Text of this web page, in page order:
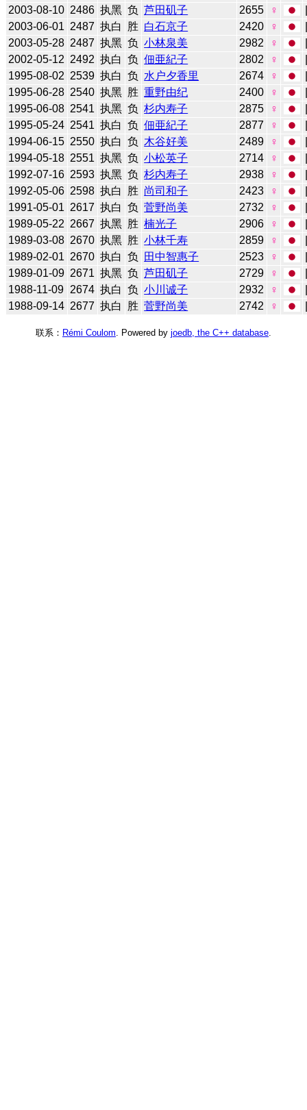
2003-08-10 2486 执黑 负 芦田矶子 2655 ♀
2003-06-01 2487 执白 胜 白石京子 2420 ♀
2003-05-28 2487 执黑 负 小林泉美 2982 ♀
2002-05-12 2492 执白 负 佃亜紀子 2802 ♀
1995-08-02 2539 执白 负 水户夕香里 2674 ♀
1995-06-28 2540 执黑 胜 重野由纪 2400 ♀
1995-06-08 2541 执黑 负 杉内寿子 2875 ♀
1995-05-24 2541 执白 负 佃亜紀子 2877 ♀
1994-06-15 2550 执白 负 木谷好美 2489 ♀
1994-05-18 2551 执黑 负 小松英子 2714 ♀
1992-07-16 2593 执黑 负 杉内寿子 2938 ♀
1992-05-06 2598 执白 胜 尚司和子 2423 ♀
1991-05-01 2617 执白 负 菅野尚美 2732 ♀
1989-05-22 2667 执黑 胜 楠光子 2906 ♀
1989-03-08 2670 执黑 胜 小林千寿 2859 ♀
1989-02-01 2670 执白 负 田中智惠子 2523 ♀
1989-01-09 2671 执黑 负 芦田矶子 2729 ♀
1988-11-09 2674 执白 负 小川诚子 2932 ♀
1988-09-14 2677 执白 胜 菅野尚美 2742 ♀
联系： Rémi Coulom . Powered by joedb, the C++ database